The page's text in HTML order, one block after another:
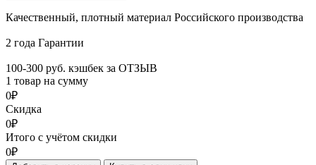
Качественный, плотный материал Российского производства
2 года Гарантии
100-300 руб. кэшбек за ОТЗЫВ
1 товар на сумму
0₽
Скидка
0₽
Итого с учётом скидки
0₽